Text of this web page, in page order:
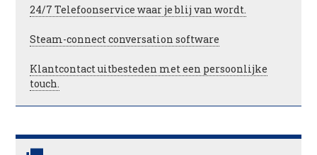
24/7 Telefoonservice waar je blij van wordt.
Steam-connect conversation software
Klantcontact uitbesteden met een persoonlijke
touch.